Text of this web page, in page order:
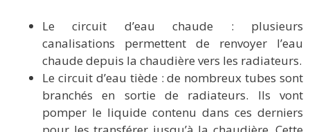
Le circuit d’eau chaude : plusieurs
canalisations permettent de renvoyer l’eau
chaude depuis la chaudière vers les radiateurs.
Le circuit d’eau tiède : de nombreux tubes sont
branchés en sortie de radiateurs. Ils vont
pomper le liquide contenu dans ces derniers